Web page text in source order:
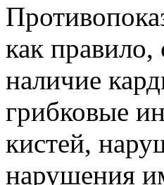
как правило,
наличие
грибковые
кистей,
нарушения